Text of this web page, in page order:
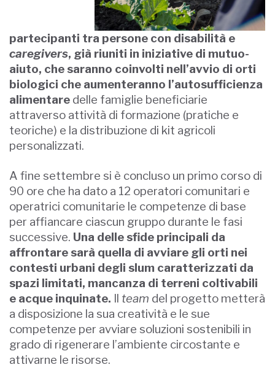
partecipanti tra persone con disabilità e
caregivers, già riuniti in iniziative di mutuo-
aiuto, che saranno coinvolti nell’avvio di orti
biologici che aumenteranno l’autosufficienza
alimentare delle famiglie beneficiarie
attraverso attività di formazione (pratiche e
teoriche) e la distribuzione di kit agricoli
personalizzati.
A fine settembre si è concluso un primo corso di
90 ore che ha dato a 12 operatori comunitari e
operatrici comunitarie le competenze di base
per affiancare ciascun gruppo durante le fasi
successive. Una delle sfide principali da
affrontare sarà quella di avviare gli orti nei
contesti urbani degli slum caratterizzati da
spazi limitati, mancanza di terreni coltivabili
e acque inquinate. Il team del progetto metterà
a disposizione la sua creatività e le sue
competenze per avviare soluzioni sostenibili in
grado di rigenerare l’ambiente circostante e
attivarne le risorse.